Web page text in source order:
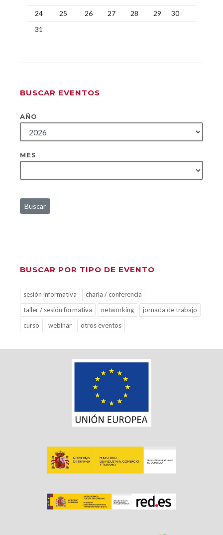
24
25 26 27 28 29
30
31
BUSCAR EVENTOS
AÑO
MES
Buscar
BUSCAR POR TIPO DE EVENTO
sesión informativa
charla / conferencia
taller / sesión formativa
networking
jornada de trabajo
curso
webinar otros eventos